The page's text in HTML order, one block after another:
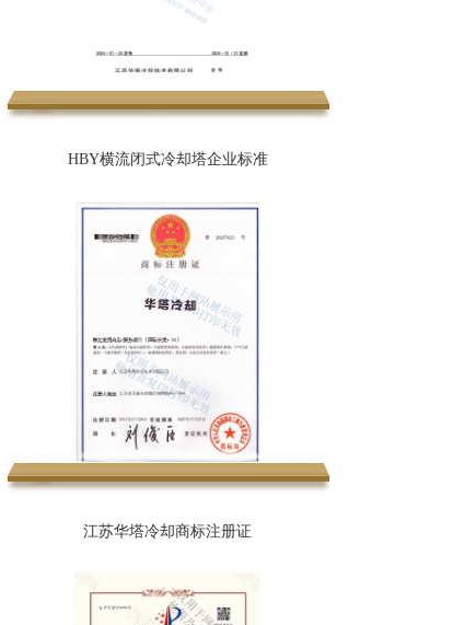
HBY横流闭式冷却塔企业标准
江苏华塔冷却商标注册证